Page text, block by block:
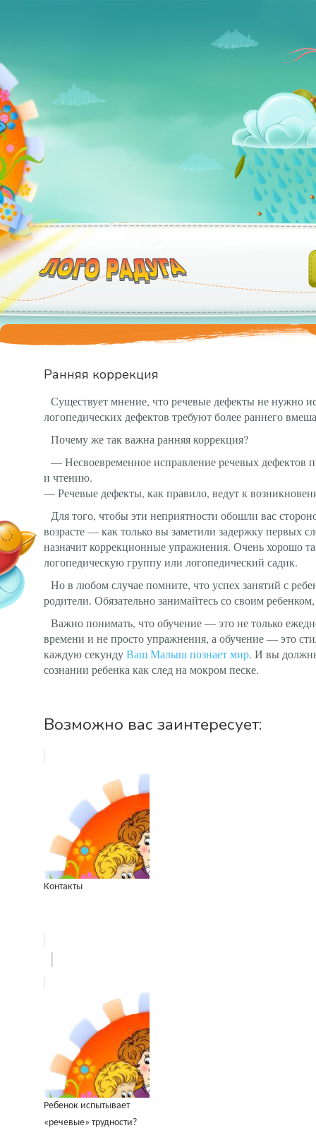
Ранняя коррекция
Существует мнение, что речевые дефекты не нужно
логопедических дефектов требуют более раннего
Почему же так важна ранняя коррекция?
— Несвоевременное исправление речевых дефектов
и чтению.
— Речевые дефекты, как правило, ведут к
Для того, чтобы эти неприятности обошли вас
возрасте — как только вы заметили задержку первых
назначит коррекционные упражнения. Очень хорошо
логопедическую группу или логопедический садик.
Но в любом случае помните, что успех занятий с
родители. Обязательно занимайтесь со своим
Важно понимать, что обучение — это не только
времени и не просто упражнения, а обучение — это
каждую секундуВаш Малыш познает мир. И вы
сознании ребенка как след на мокром песке.
Возможно вас заинтересует:
Контакты
Ребенок испытывает
«речевые» трудности?